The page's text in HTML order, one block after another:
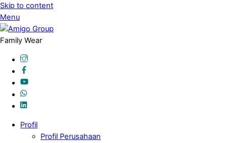
Skip to content
Menu
Family Wear
Profil
Profil Perusahaan